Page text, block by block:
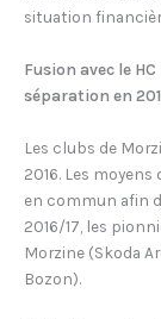
situation
Fusion avec le
séparation en
Les clubs de
2016. Les
en commun afin
2016/17, les
Morzine (Skoda
Bozon).